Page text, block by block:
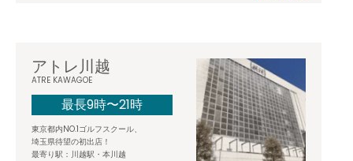
アトレ川越
ATRE KAWAGOE
最長9時〜21時
東京都内NO.1ゴルフスクール、
埼玉県待望の初出店！
最寄り駅：川越駅・本川越